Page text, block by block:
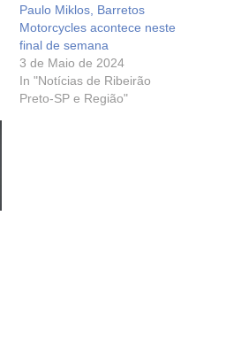
Paulo Miklos, Barretos
Motorcycles acontece neste
final de semana
3 de Maio de 2024
In "Notícias de Ribeirão
Preto-SP e Região"